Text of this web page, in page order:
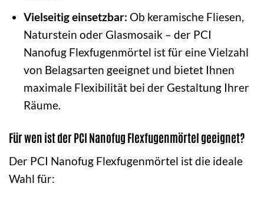
Vielseitig einsetzbar: Ob keramische Fliesen,
Naturstein oder Glasmosaik – der PCI
Nanofug Flexfugenmörtel ist für eine Vielzahl
von Belagsarten geeignet und bietet Ihnen
maximale Flexibilität bei der Gestaltung Ihrer
Räume.
Für wen ist der PCI Nanofug Flexfugenmörtel geeignet?
Der PCI Nanofug Flexfugenmörtel ist die ideale
Wahl für: